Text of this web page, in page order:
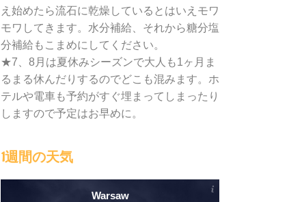
え始めたら流石に乾燥しているとはいえモワ
モワしてきます。水分補給、それから糖分塩
分補給もこまめにしてください。
★7、8月は夏休みシーズンで大人も1ヶ月ま
るまる休んだりするのでどこも混みます。ホ
テルや電車も予約がすぐ埋まってしまったり
しますので予定はお早めに。
1週間の天気
Warsaw